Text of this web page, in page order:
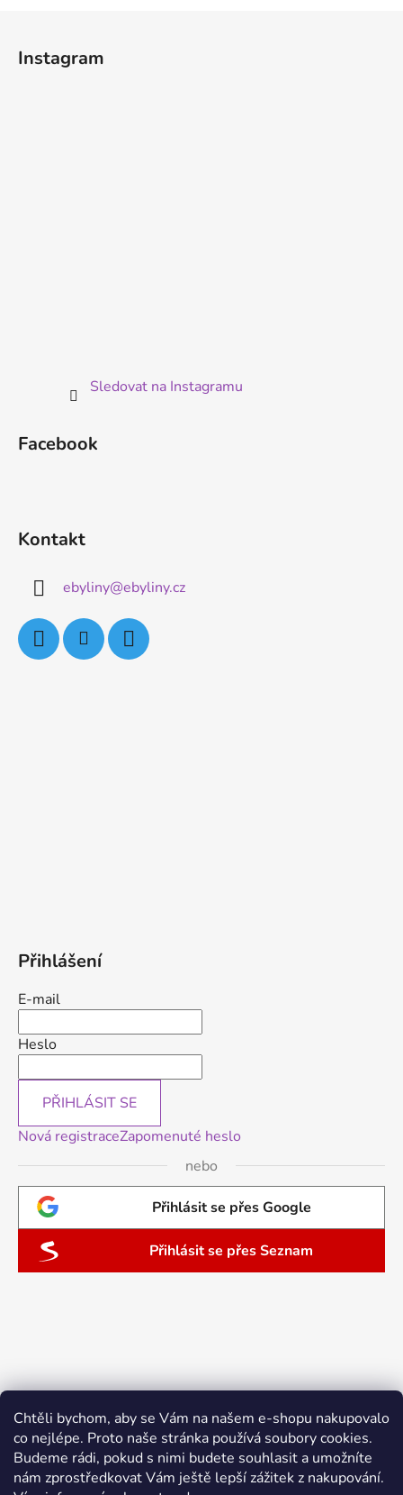
Chtěli bychom, aby se Vám na našem e-shopu nakupovalo
co nejlépe. Proto naše stránka používá soubory cookies.
Budeme rádi, pokud s nimi budete souhlasit a umožníte
nám zprostředkovat Vám ještě lepší zážitek z nakupování.
Instagram
Sledovat na Instagramu
Facebook
Kontakt
ebyliny@ebyliny.cz
Přihlášení
E-mail
Heslo
PŘIHLÁSIT SE
Nová registraceZapomenuté heslo
nebo
Přihlásit se přes Google
Přihlásit se přes Seznam